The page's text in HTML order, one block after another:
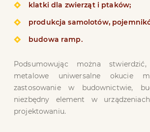
klatki dla zwierząt i ptaków;
produkcja samolotów,
budowa ramp.
Podsumowując można
metalowe uniwersalne okucie
zastosowanie w budownictwie,
niezbędny element w
projektowaniu.